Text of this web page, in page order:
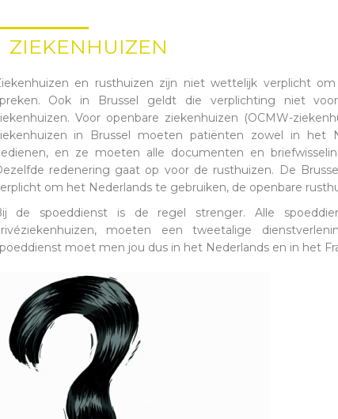
ZIEKENHUIZEN
en rusthuizen zijn niet wettelijk verplicht
Ook in Brussel geldt die verplichting niet
Voor openbare ziekenhuizen (OCMW-
in Brussel moeten patiënten zowel in het
en ze moeten alle documenten en
redenering gaat op voor de rusthuizen. De
om het Nederlands te gebruiken, de openbare
de spoeddienst is de regel strenger. Alle
moeten een tweetalige
moet men jou dus in het Nederlands en in het